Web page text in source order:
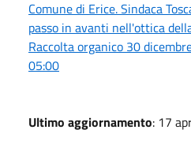
Comune di Erice. Sindaca
passo in avanti nell'ottica
Raccolta organico 30
05:00
Ultimo aggiornamento: 17